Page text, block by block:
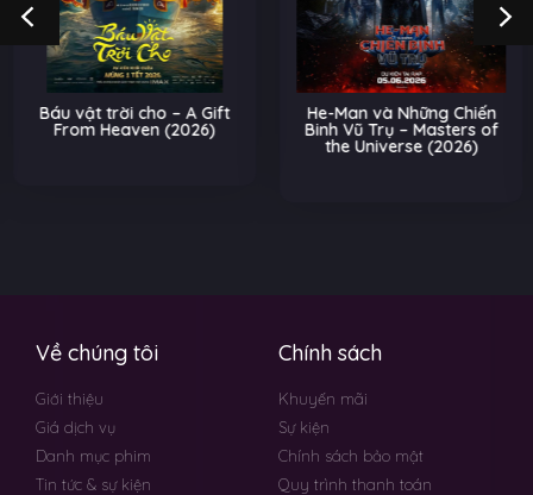
Báu vật trời cho – A Gift
From Heaven (2026)
He-Man và Những Chiến
Binh Vũ Trụ – Masters of
the Universe (2026)
Về chúng tôi
Giới thiệu
Giá dịch vụ
Danh mục phim
Tin tức & sự kiện
Chính sách
Khuyến mãi
Sự kiện
Chính sách bảo mật
Quy trình thanh toán